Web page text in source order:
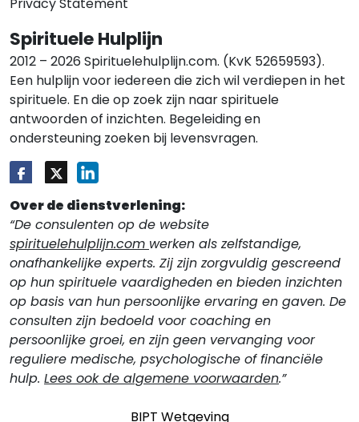
Spirituele Hulplijn
2012 – 2026 Spirituelehulplijn.com. (KvK 52659593).
Een hulplijn voor iedereen die zich wil verdiepen in het
spirituele. En die op zoek zijn naar spirituele
antwoorden of inzichten. Begeleiding en
ondersteuning zoeken bij levensvragen.
Over de dienstverlening:
“De consulenten op de website
spirituelehulplijn.com werken als zelfstandige,
onafhankelijke experts. Zij zijn zorgvuldig gescreend
op hun spirituele vaardigheden en bieden inzichten
op basis van hun persoonlijke ervaring en gaven. De
consulten zijn bedoeld voor coaching en
persoonlijke groei, en zijn geen vervanging voor
reguliere medische, psychologische of financiële
hulp. Lees ook de algemene voorwaarden.”
BIPT Wetgeving